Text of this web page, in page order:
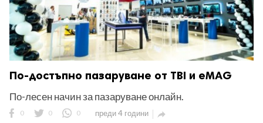
По-достъпно пазаруване от TBI и eMAG
По-лесен начин за пазаруване онлайн.
0 0 0 преди 4 години 